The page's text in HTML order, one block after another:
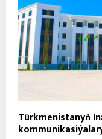
Türkmenistanyň